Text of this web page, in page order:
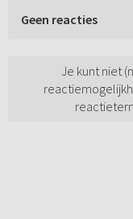
Geen reacties
Je kunt niet